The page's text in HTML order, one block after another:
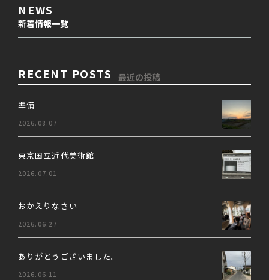
NEWS
新着情報一覧
RECENT POSTS 最近の投稿
準備
2026.08.07
東京国立近代美術館
2026.07.01
おかえりなさい
2026.06.27
ありがとうございました。
2026.06.11